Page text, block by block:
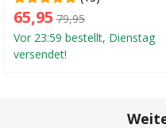
65,95 79,95
Vor 23:59 bestellt, Dienstag
versendet!